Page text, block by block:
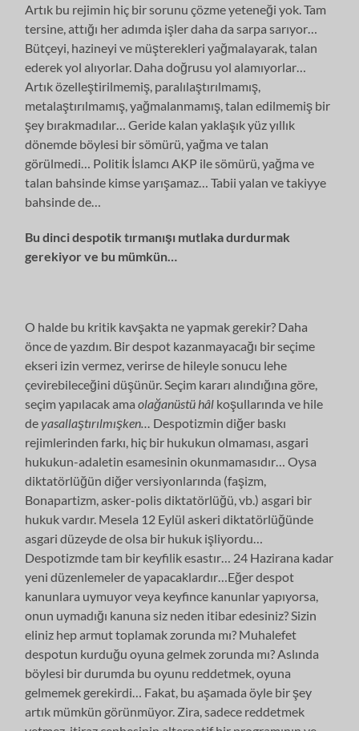
Artık bu rejimin hiç bir sorunu çözme yeteneği yok. Tam
tersine, attığı her adımda işler daha da sarpa sarıyor…
Bütçeyi, hazineyi ve müşterekleri yağmalayarak, talan
ederek yol alıyorlar. Daha doğrusu yol alamıyorlar…
Artık özelleştirilmemiş, paralılaştırılmamış,
metalaştırılmamış, yağmalanmamış, talan edilmemiş bir
şey bırakmadılar… Geride kalan yaklaşık yüz yıllık
dönemde böylesi bir sömürü, yağma ve talan
görülmedi… Politik İslamcı AKP ile sömürü, yağma ve
talan bahsinde kimse yarışamaz… Tabii yalan ve takiyye
bahsinde de…
Bu dinci despotik tırmanışı mutlaka durdurmak
gerekiyor ve bu mümkün…
O halde bu kritik kavşakta ne yapmak gerekir? Daha
önce de yazdım. Bir despot kazanmayacağı bir seçime
ekseri izin vermez, verirse de hileyle sonucu lehe
çevirebileceğini düşünür. Seçim kararı alındığına göre,
seçim yapılacak amaolağanüstü hâl koşullarında ve hile
deyasallaştırılmışken… Despotizmin diğer baskı
rejimlerinden farkı, hiç bir hukukun olmaması, asgari
hukukun-adaletin esamesinin okunmamasıdır… Oysa
diktatörlüğün diğer versiyonlarında (faşizm,
Bonapartizm, asker-polis diktatörlüğü, vb.) asgari bir
hukuk vardır. Mesela 12 Eylül askeri diktatörlüğünde
asgari düzeyde de olsa bir hukuk işliyordu…
Despotizmde tam bir keyfilik esastır… 24 Hazirana kadar
yeni düzenlemeler de yapacaklardır…Eğer despot
kanunlara uymuyor veya keyfince kanunlar yapıyorsa,
onun uymadığı kanuna siz neden itibar edesiniz? Sizin
eliniz hep armut toplamak zorunda mı? Muhalefet
despotun kurduğu oyuna gelmek zorunda mı? Aslında
böylesi bir durumda bu oyunu reddetmek, oyuna
gelmemek gerekirdi… Fakat, bu aşamada öyle bir şey
artık mümkün görünmüyor. Zira, sadece reddetmek